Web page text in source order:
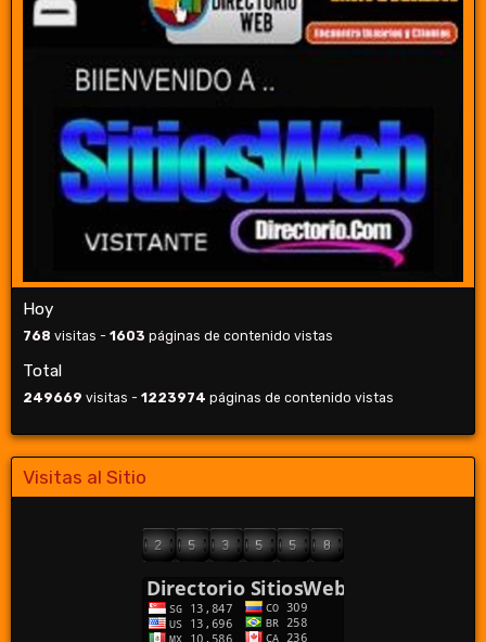
Hoy
768 visitas - 1603 páginas de contenido vistas
Total
249669 visitas - 1223974 páginas de contenido vistas
Visitas al Sitio